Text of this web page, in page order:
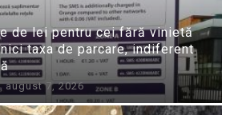
de lei pentru cei fără vinietă
taxa de parcare, indiferent
august 7, 2026